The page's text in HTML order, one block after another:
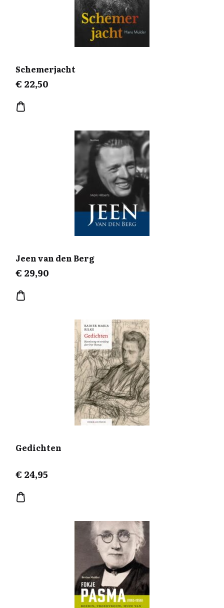
Schemerjacht
€ 22,50
Jeen van den Berg
€ 29,90
Gedichten
€ 24,95